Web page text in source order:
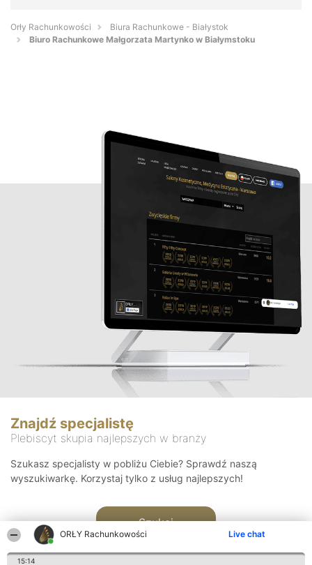
ORŁY Rachunkowości Live chat
15:14
Orły Rachunkowości
Biura Rachunkowe - Białystok
Biuro Rachunkowe Małgorzata Martynko w Białymstoku
Znajdź specjalistę
Plebiscyt skupia najlepszych w branży
Szukasz specjalisty w pobliżu Ciebie? Sprawdź naszą
wyszukiwarkę. Korzystaj tylko z usług najlepszych!
Szukaj